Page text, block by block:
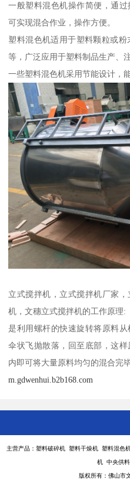
一般塑料混色机操作简便，通
可实现混合作业，操作方便。
塑料混色机适用于塑料颗粒或粉
等，广泛应用于塑料制品生产、
一些塑料混色机采用节能设计，
立式搅拌机，立式搅拌机厂家
机，文穗立式搅拌机的工作原理:
是利用螺杆的快速旋转将原料
伞状飞抛散落，回至底部，这
内即可将大量原料均匀的混合完毕
m.gdwenhui.b2b168.com
主营产品：塑料破碎机 塑料干燥机 塑料混
机 中央供
版权所有：佛山市